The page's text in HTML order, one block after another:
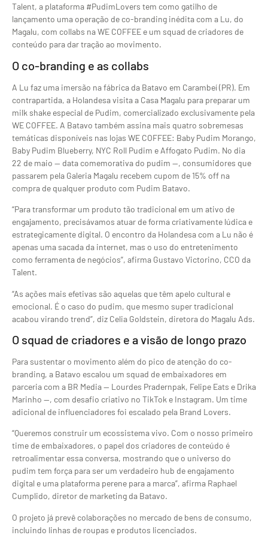
Talent, a plataforma #PudimLovers tem como gatilho de
lançamento uma operação de co-branding inédita com a Lu, do
Magalu, com collabs na WE COFFEE e um squad de criadores de
conteúdo para dar tração ao movimento.
O co-branding e as collabs
A Lu faz uma imersão na fábrica da Batavo em Carambeí (PR). Em
contrapartida, a Holandesa visita a Casa Magalu para preparar um
milk shake especial de Pudim, comercializado exclusivamente pela
WE COFFEE. A Batavo também assina mais quatro sobremesas
temáticas disponíveis nas lojas WE COFFEE: Baby Pudim Morango,
Baby Pudim Blueberry, NYC Roll Pudim e Affogato Pudim. No dia
22 de maio — data comemorativa do pudim —, consumidores que
passarem pela Galeria Magalu recebem cupom de 15% off na
compra de qualquer produto com Pudim Batavo.
“Para transformar um produto tão tradicional em um ativo de
engajamento, precisávamos atuar de forma criativamente lúdica e
estrategicamente digital. O encontro da Holandesa com a Lu não é
apenas uma sacada da internet, mas o uso do entretenimento
como ferramenta de negócios”, afirma Gustavo Victorino, CCO da
Talent.
“As ações mais efetivas são aquelas que têm apelo cultural e
emocional. É o caso do pudim, que mesmo super tradicional
acabou virando trend”, diz Celia Goldstein, diretora do Magalu Ads.
O squad de criadores e a visão de longo prazo
Para sustentar o movimento além do pico de atenção do co-
branding, a Batavo escalou um squad de embaixadores em
parceria com a BR Media — Lourdes Pradernpak, Felipe Eats e Drika
Marinho —, com desafio criativo no TikTok e Instagram. Um time
adicional de influenciadores foi escalado pela Brand Lovers.
“Queremos construir um ecossistema vivo. Com o nosso primeiro
time de embaixadores, o papel dos criadores de conteúdo é
retroalimentar essa conversa, mostrando que o universo do
pudim tem força para ser um verdadeiro hub de engajamento
digital e uma plataforma perene para a marca”, afirma Raphael
Cumplido, diretor de marketing da Batavo.
O projeto já prevê colaborações no mercado de bens de consumo,
incluindo linhas de roupas e produtos licenciados.